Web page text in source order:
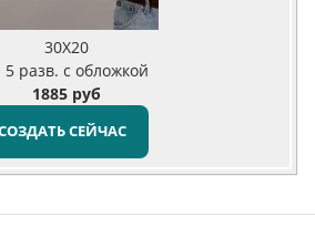
30X20
5 разв. с обложкой
1885 руб
СЕЙЧАС